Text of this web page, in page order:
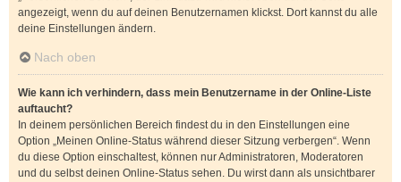
angezeigt, wenn du auf deinen Benutzernamen klickst. Dort kannst du alle
deine Einstellungen ändern.
Nach oben
Wie kann ich verhindern, dass mein Benutzername in der Online-Liste
auftaucht?
In deinem persönlichen Bereich findest du in den Einstellungen eine
Option „Meinen Online-Status während dieser Sitzung verbergen“. Wenn
du diese Option einschaltest, können nur Administratoren, Moderatoren
und du selbst deinen Online-Status sehen. Du wirst dann als unsichtbarer